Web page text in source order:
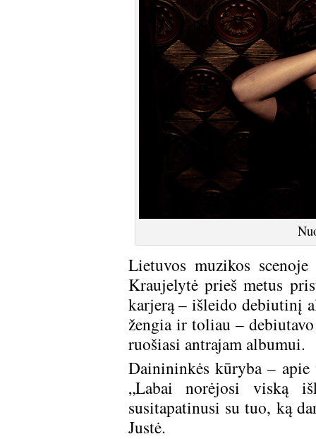
Lietuvos muzikos
Kraujelytė prieš metus
karjerą – išleido debiutinį
žengia ir toliau –
ruošiasi antrajam albumui.
Dainininkės kūryba – apie
„Labai norėjosi viską
susitapatinusi su tuo, ką
Justė.